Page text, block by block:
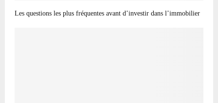
Les questions les plus fréquentes avant d’investir dans l’immobilier